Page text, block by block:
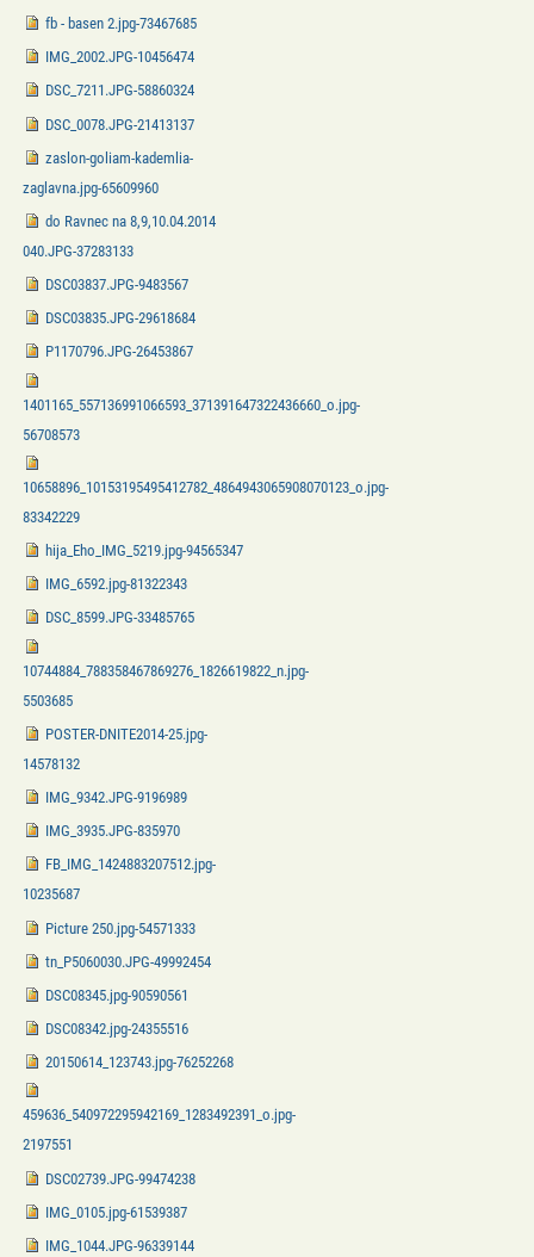
fb - basen 2.jpg-73467685
IMG_2002.JPG-10456474
DSC_7211.JPG-58860324
DSC_0078.JPG-21413137
zaslon-goliam-kademlia-
zaglavna.jpg-65609960
do Ravnec na 8,9,10.04.2014
040.JPG-37283133
DSC03837.JPG-9483567
DSC03835.JPG-29618684
P1170796.JPG-26453867
1401165_557136991066593_371391647322436660_o.jpg-
56708573
10658896_10153195495412782_4864943065908070123_o.jpg-
83342229
hija_Eho_IMG_5219.jpg-94565347
IMG_6592.jpg-81322343
DSC_8599.JPG-33485765
10744884_788358467869276_1826619822_n.jpg-
5503685
POSTER-DNITE2014-25.jpg-
14578132
IMG_9342.JPG-9196989
IMG_3935.JPG-835970
FB_IMG_1424883207512.jpg-
10235687
Picture 250.jpg-54571333
tn_P5060030.JPG-49992454
DSC08345.jpg-90590561
DSC08342.jpg-24355516
20150614_123743.jpg-76252268
459636_540972295942169_1283492391_o.jpg-
2197551
DSC02739.JPG-99474238
IMG_0105.jpg-61539387
IMG_1044.JPG-96339144